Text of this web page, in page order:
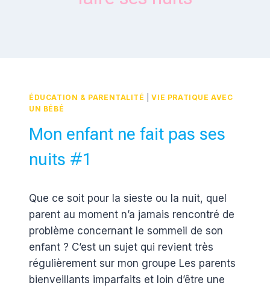
ÉDUCATION & PARENTALITÉ |VIE PRATIQUE AVEC
UN BÉBÉ
Mon enfant ne fait pas ses
nuits #1
Estelle
Que ce soit pour la sieste ou la nuit, quel
parent au moment n’a jamais rencontré de
problème concernant le sommeil de son
enfant ? C’est un sujet qui revient très
régulièrement sur mon groupe Les parents
bienveillants imparfaits et loin d’être une